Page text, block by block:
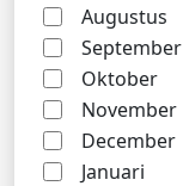
Augustus
September
Oktober
November
December
Januari